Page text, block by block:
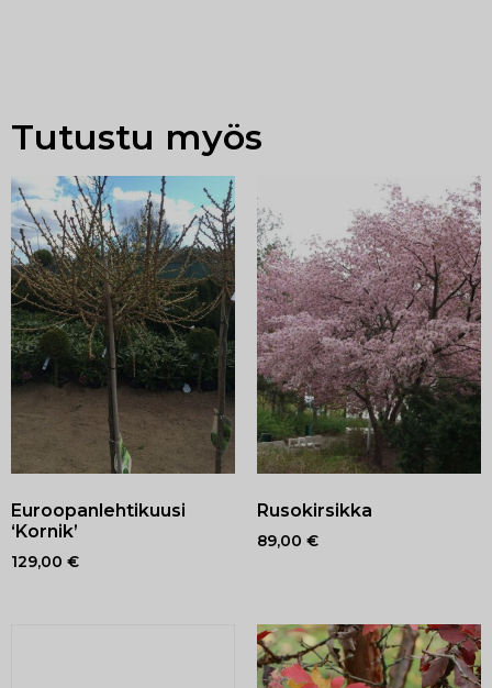
Tutustu myös
Euroopanlehtikuusi
‘Kornik’
129,00 €
Rusokirsikka
89,00 €